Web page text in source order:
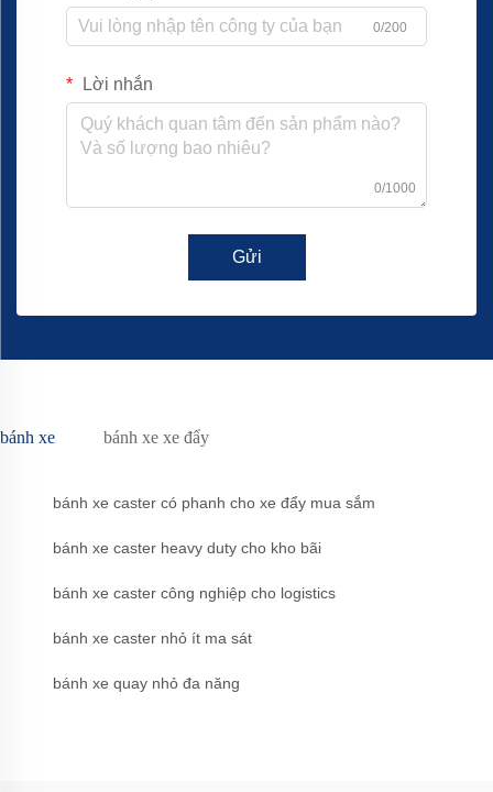
0/200
Lời nhắn
0/1000
Gửi
bánh xe bánh xe xe đẩy
bánh xe caster có phanh cho xe đẩy mua sắm
bánh xe caster heavy duty cho kho bãi
bánh xe caster công nghiệp cho logistics
bánh xe caster nhỏ ít ma sát
bánh xe quay nhỏ đa năng